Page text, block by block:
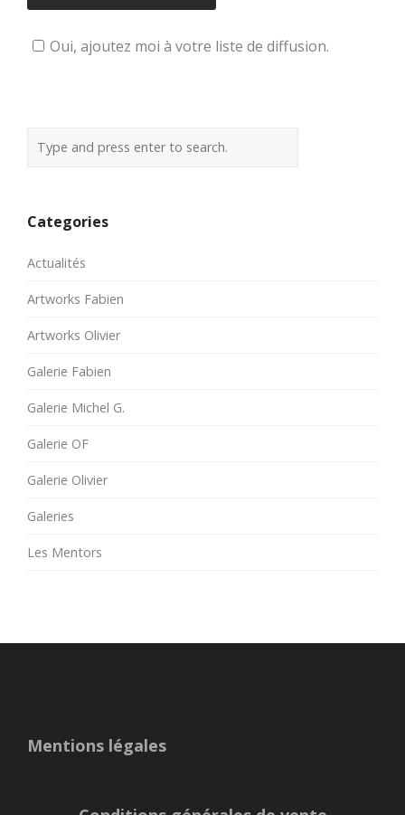
Oui, ajoutez moi à votre liste de diffusion.
Categories
Actualités
Artworks Fabien
Artworks Olivier
Galerie Fabien
Galerie Michel G.
Galerie OF
Galerie Olivier
Galeries
Les Mentors
Mentions légales